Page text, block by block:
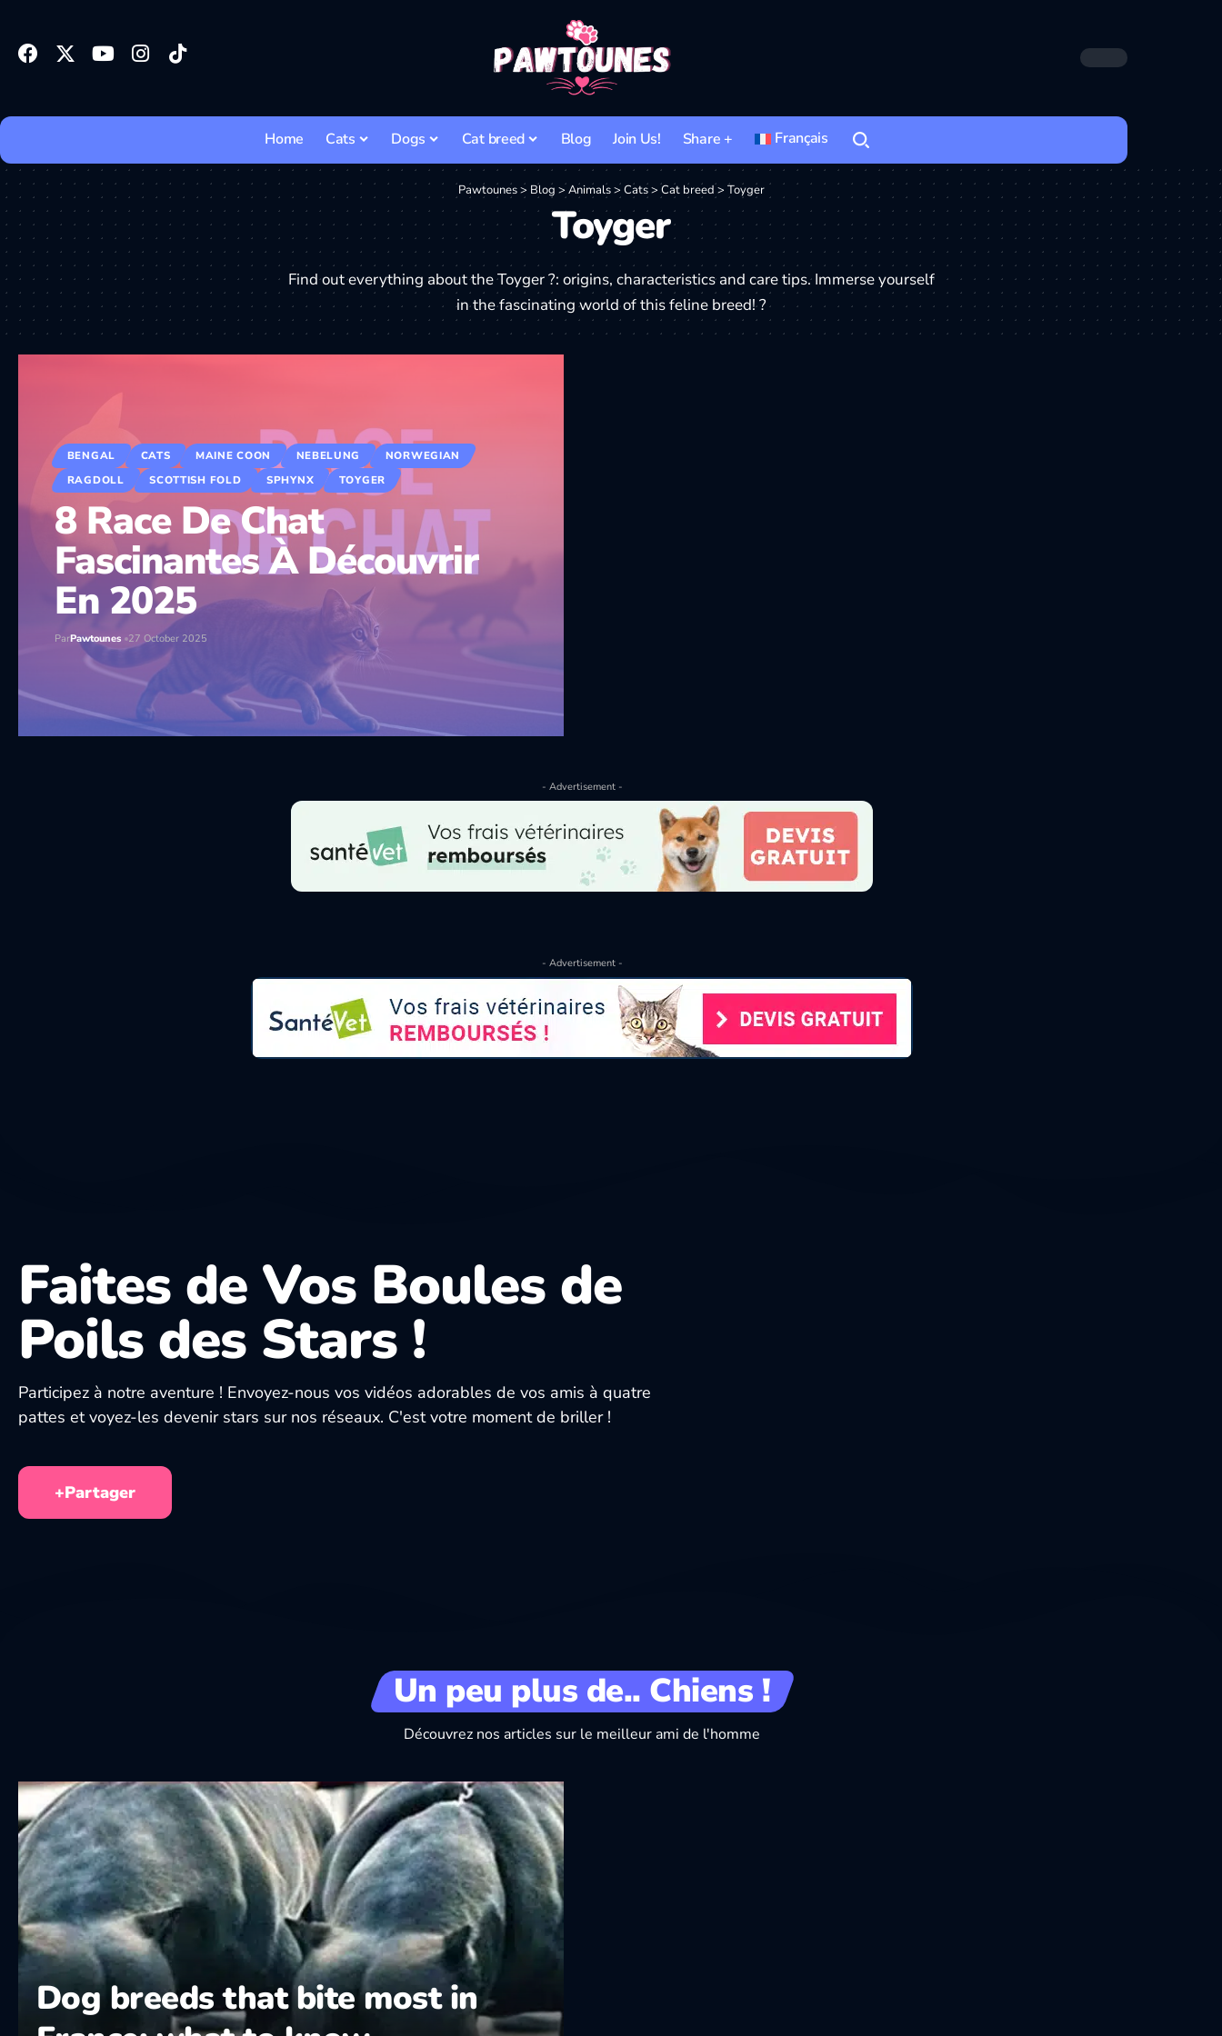
Home Cats Dogs Cat breed Blog Join Us! Share + Français
Pawtounes> Blog >Animals>Cats>Cat breed> Toyger
Toyger
Find out everything about the Toyger ?: origins, characteristics and care tips. Immerse yourself
in the fascinating world of this feline breed! ?
BENGAL CATS MAINE COON NEBELUNG
NORWEGIAN
RAGDOLL
SCOTTISH FOLD SPHYNX TOYGER
8 Race De Chat
Fascinantes À Découvrir
En 2025
ParPawtounes 27 October 2025
- Advertisement -
- Advertisement -
Faites de Vos Boules de
Poils des Stars !
Participez à notre aventure ! Envoyez-nous vos vidéos adorables de vos amis à quatre
pattes et voyez-les devenir stars sur nos réseaux. C'est votre moment de briller !
+Partager
Un peu plus de.. Chiens !
Découvrez nos articles sur le meilleur ami de l'homme
Dog breeds that bite most in